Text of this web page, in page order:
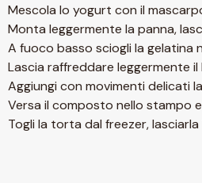
Mescola lo yogurt con il
Monta leggermente la panna,
A fuoco basso sciogli la gelatina
Lascia raffreddare leggermente
Aggiungi con movimenti delicati
Versa il composto nello stampo
Togli la torta dal freezer,